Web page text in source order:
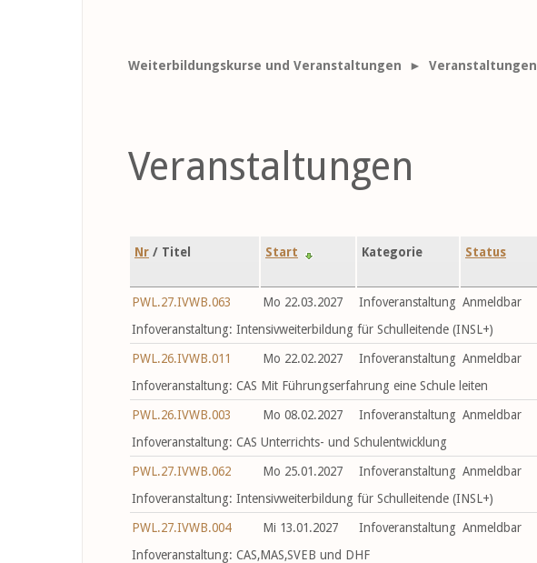
Weiterbildungskurse und Veranstaltungen ► Veranstaltungen
Veranstaltungen
Nr / Titel Start Kategorie Status
PWL.27.IVWB.063 Mo 22.03.2027 Infoveranstaltung Anmeldbar
Infoveranstaltung: Intensivweiterbildung für Schulleitende (INSL+)
PWL.26.IVWB.011
Mo 22.02.2027 Infoveranstaltung Anmeldbar
Infoveranstaltung: CAS Mit Führungserfahrung eine Schule leiten
PWL.26.IVWB.003
Mo 08.02.2027 Infoveranstaltung Anmeldbar
Infoveranstaltung: CAS Unterrichts- und Schulentwicklung
PWL.27.IVWB.062
Mo 25.01.2027 Infoveranstaltung Anmeldbar
Infoveranstaltung: Intensivweiterbildung für Schulleitende (INSL+)
PWL.27.IVWB.004
Mi 13.01.2027 Infoveranstaltung Anmeldbar
Infoveranstaltung: CAS,MAS,SVEB und DHF